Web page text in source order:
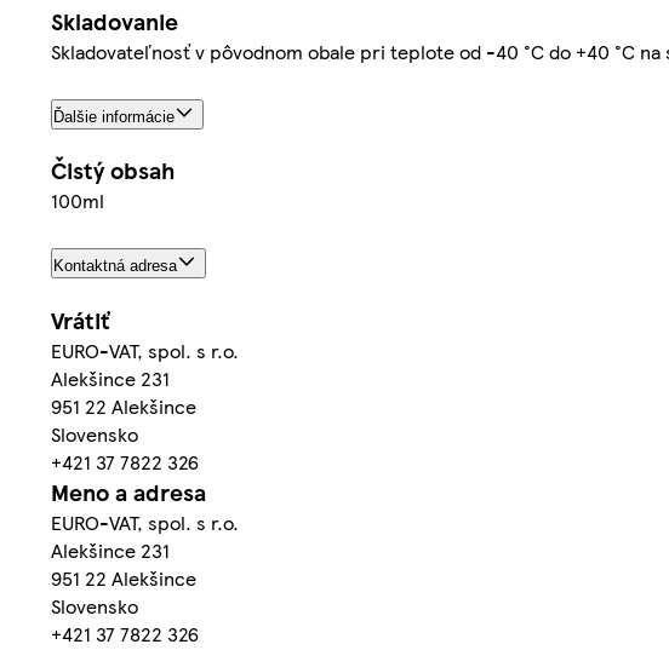
Skladovanie
Skladovateľnosť v pôvodnom obale pri teplote od -40 °C do +40 °C
Ďalšie informácie
Čistý obsah
100ml
Kontaktná adresa
Vrátiť
EURO-VAT, spol. s r.o.
Alekšince 231
951 22 Alekšince
Slovensko
+421 37 7822 326
Meno a adresa
EURO-VAT, spol. s r.o.
Alekšince 231
951 22 Alekšince
Slovensko
+421 37 7822 326